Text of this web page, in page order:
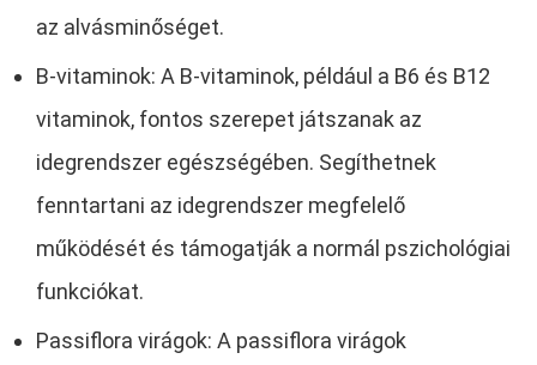
az alvásminőséget.
B-vitaminok: A B-vitaminok, például a B6 és B12
vitaminok, fontos szerepet játszanak az
idegrendszer egészségében. Segíthetnek
fenntartani az idegrendszer megfelelő
működését és támogatják a normál pszichológiai
funkciókat.
Passiflora virágok: A passiflora virágok